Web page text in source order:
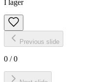
I lager
Previous slide
0 /0